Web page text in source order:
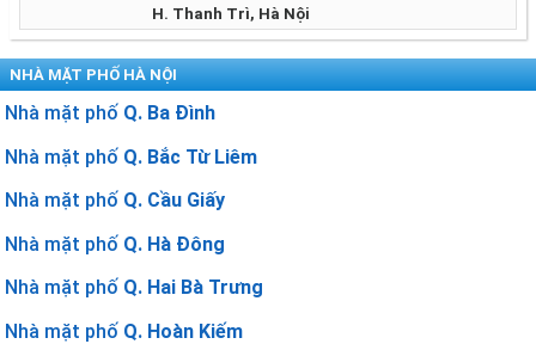
H. Thanh Trì, Hà Nội
NHÀ MẶT PHỐ HÀ NỘI
Nhà mặt phố Q. Ba Đình
Nhà mặt phố Q. Bắc Từ Liêm
Nhà mặt phố Q. Cầu Giấy
Nhà mặt phố Q. Hà Đông
Nhà mặt phố Q. Hai Bà Trưng
Nhà mặt phố Q. Hoàn Kiếm